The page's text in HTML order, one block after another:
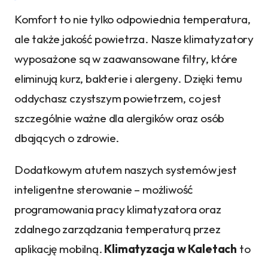
Komfort to nie tylko odpowiednia temperatura,
ale także jakość powietrza. Nasze klimatyzatory
wyposażone są w zaawansowane filtry, które
eliminują kurz, bakterie i alergeny. Dzięki temu
oddychasz czystszym powietrzem, co jest
szczególnie ważne dla alergików oraz osób
dbających o zdrowie.
Dodatkowym atutem naszych systemów jest
inteligentne sterowanie – możliwość
programowania pracy klimatyzatora oraz
zdalnego zarządzania temperaturą przez
aplikację mobilną. Klimatyzacja w Kaletach to